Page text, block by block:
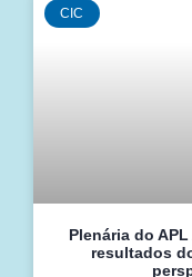
CIC
Plenária do
resultados